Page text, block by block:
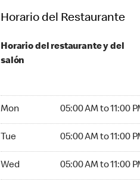
Horario del Restaurante
Horario del restaurante y del
salón
Mon 05:00 AM to 11:00
Tue 05:00 AM to 11:00
Wed 05:00 AM to 11:00